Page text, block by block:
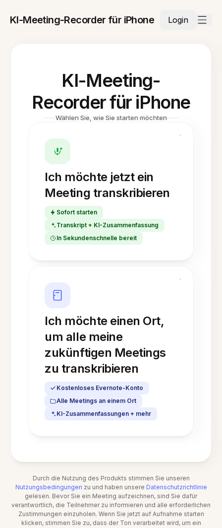
KI-Meeting-Recorder für iPhone Login
KI-Meeting-
Recorder für iPhone
Wählen Sie, wie Sie starten möchten
Ich möchte jetzt ein
Meeting transkribieren
Sofort starten
Transkript + KI-Zusammenfassung
In Sekundenschnelle bereit
Ich möchte einen Ort,
um alle meine
zukünftigen Meetings
zu transkribieren
Kostenloses Evernote-Konto
Alle Meetings an einem Ort
KI-Zusammenfassungen + mehr
Durch die Nutzung des Produkts stimmen Sie unseren
Nutzungsbedingungen zu und haben unsere Datenschutzrichtlinie
gelesen. Bevor Sie ein Meeting aufzeichnen, sind Sie dafür
verantwortlich, die Teilnehmer zu informieren und alle erforderlichen
Zustimmungen einzuholen. Wenn Sie jetzt auf Aufnahme starten
klicken, stimmen Sie zu, dass der Ton verarbeitet wird, um ein